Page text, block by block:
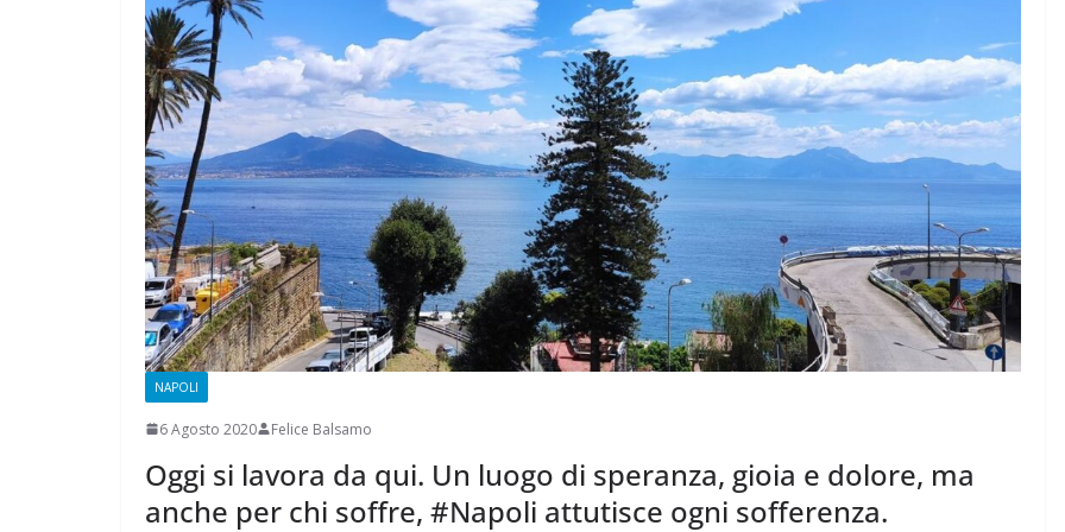
NAPOLI
6 Agosto 2020 Felice Balsamo
Oggi si lavora da qui. Un luogo di speranza, gioia e dolore, ma
anche per chi soffre, #Napoli attutisce ogni sofferenza.
CAMPAGNA
ELETTORALE: 50 DI 50
1 Ottobre 2021 Felice Balsamo
Rilassarsi e
19 Maggio 2024 Felice Balsamo